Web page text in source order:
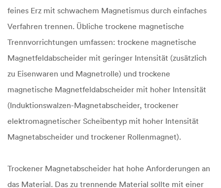
feines Erz mit schwachem Magnetismus durch einfaches
Verfahren trennen. Übliche trockene magnetische
Trennvorrichtungen umfassen: trockene magnetische
Magnetfeldabscheider mit geringer Intensität (zusätzlich
zu Eisenwaren und Magnetrolle) und trockene
magnetische Magnetfeldabscheider mit hoher Intensität
(Induktionswalzen-Magnetabscheider, trockener
elektromagnetischer Scheibentyp mit hoher Intensität
Magnetabscheider und trockener Rollenmagnet).
Trockener Magnetabscheider hat hohe Anforderungen an
das Material. Das zu trennende Material sollte mit einer